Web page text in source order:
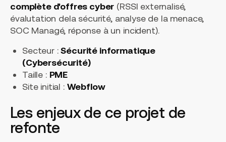
complète d'offres cyber (RSSI externalisé,
évalutation dela sécurité, analyse de la menace,
SOC Managé, réponse à un incident).
Secteur :Sécurité informatique
(Cybersécurité)
Taille : PME
Site initial : Webflow
Les enjeux de ce projet de
refonte